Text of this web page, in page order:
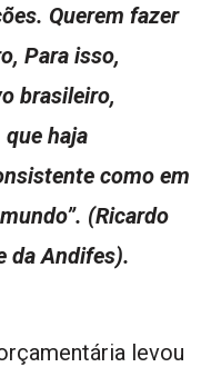
Querem fazer
Para isso,
brasileiro,
haja
como em
(Ricardo
da Andifes).
levou